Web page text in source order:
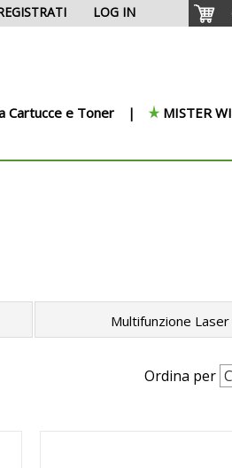
LOG IN
Cartucce e Toner MISTER
Multifunzione
Ordina per